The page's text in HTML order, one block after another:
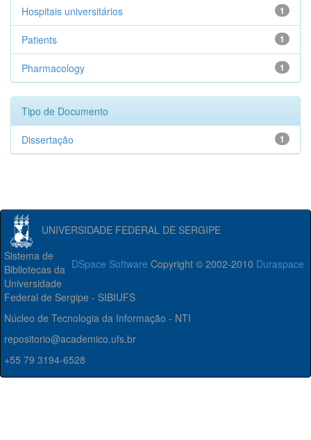
1
Hospitais universitários
1
Patients
1
Pharmacology
Tipo de Documento
1
Dissertação
UNIVERSIDADE FEDERAL DE SERGIPE
DSpace Software Copyright © 2002-2010 Duraspace
Sistema de
Bibliotecas da
Universidade
Federal de Sergipe - SIBIUFS
Núcleo de Tecnologia da Informação - NTI
repositorio@academico.ufs.br
+55 79 3194-6528